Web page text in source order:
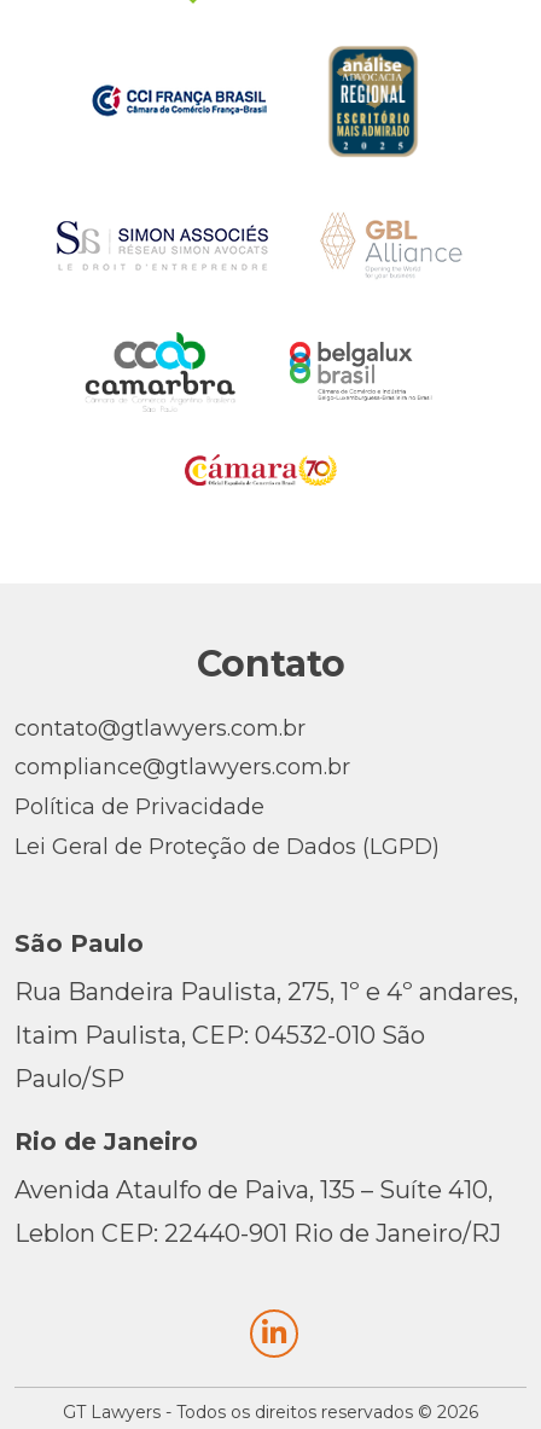
Contato
contato@gtlawyers.com.br
compliance@gtlawyers.com.br
Política de Privacidade
Lei Geral de Proteção de Dados (LGPD)
São Paulo
Rua Bandeira Paulista, 275, 1º e 4º andares,
Itaim Paulista, CEP: 04532-010 São
Paulo/SP
Rio de Janeiro
Avenida Ataulfo de Paiva, 135 – Suíte 410,
Leblon CEP: 22440-901 Rio de Janeiro/RJ
GT Lawyers - Todos os direitos reservados © 2026